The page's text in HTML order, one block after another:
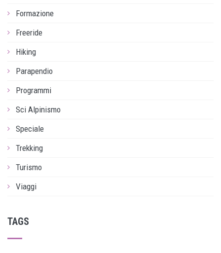
Formazione
Freeride
Hiking
Parapendio
Programmi
Sci Alpinismo
Speciale
Trekking
Turismo
Viaggi
TAGS